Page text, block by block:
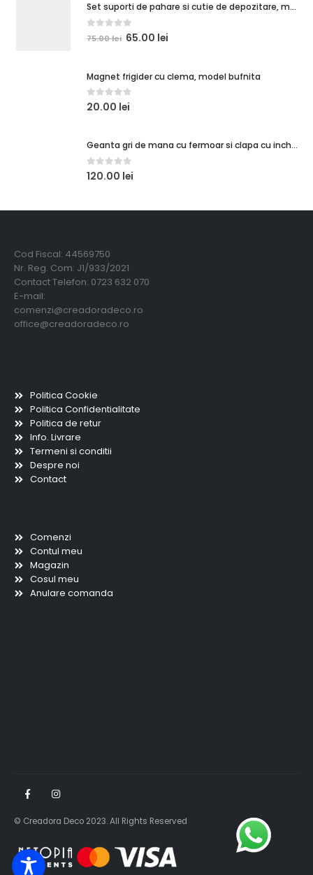
Set suporti de pahare si cutie de depozitare, maro caramiziu, orasel de poveste 1
0out of 5
75.00lei 65.00 lei
Magnet frigider cu clema, model bufnita
0out of 5
20.00 lei
Geanta gri de mana cu fermoar si clapa cu inchidere magnetica
0out of 5
120.00 lei
Cod Fiscal: 44569750
Nr. Reg. Com: J1/933/2021
Contact Telefon: 0723 632 070
E-mail:
comenzi@creadoradeco.ro
office@creadoradeco.ro
Politica Cookie
Politica Confidentialitate
Politica de retur
Info. Livrare
Termeni si conditii
Despre noi
Contact
Comenzi
Contul meu
Magazin
Cosul meu
Anulare comanda
© Creadora Deco 2023. All Rights Reserved